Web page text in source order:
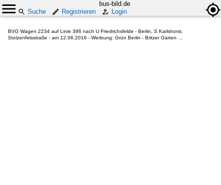
bus-bild.de
Suche
Registrieren Login
BVG Wagen 2234 auf Linie 396 nach U Friedrichsfelde - Berlin, S Karlshorst,
Stolzenfelsstraße - am 12.06.2016 - Werbung: Grün Berlin - Britzer Garten ...